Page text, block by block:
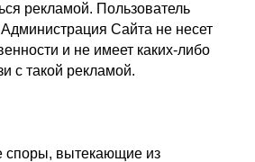
рекламой. Пользователь
Администрация Сайта не несет
и не имеет каких-либо
с такой рекламой.
споры, вытекающие из